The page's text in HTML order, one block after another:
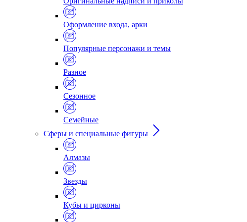
Оформление входа, арки
Популярные персонажи и темы
Разное
Сезонное
Семейные
Сферы и специальные фигуры
Алмазы
Звезды
Кубы и цирконы